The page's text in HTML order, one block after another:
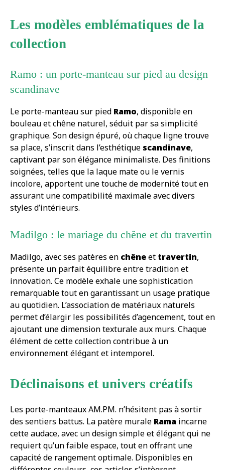
Les modèles emblématiques de la
collection
Ramo : un porte-manteau sur pied au design
scandinave
Le porte-manteau sur pied Ramo, disponible en
bouleau et chêne naturel, séduit par sa simplicité
graphique. Son design épuré, où chaque ligne trouve
sa place, s’inscrit dans l’esthétique scandinave,
captivant par son élégance minimaliste. Des finitions
soignées, telles que la laque mate ou le vernis
incolore, apportent une touche de modernité tout en
assurant une compatibilité maximale avec divers
styles d’intérieurs.
Madilgo : le mariage du chêne et du travertin
Madilgo, avec ses patères en chêneet travertin,
présente un parfait équilibre entre tradition et
innovation. Ce modèle exhale une sophistication
remarquable tout en garantissant un usage pratique
au quotidien. L’association de matériaux naturels
permet d’élargir les possibilités d’agencement, tout en
ajoutant une dimension texturale aux murs. Chaque
élément de cette collection contribue à un
environnement élégant et intemporel.
Déclinaisons et univers créatifs
Les porte-manteaux AM.PM. n’hésitent pas à sortir
des sentiers battus. La patère murale Rama incarne
cette audace, avec un design simple et élégant qui ne
requiert qu’un faible espace, tout en offrant une
capacité de rangement optimale. Disponibles en